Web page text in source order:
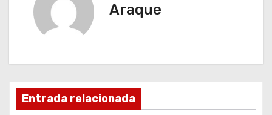
n
Araque
Entrada relacionada